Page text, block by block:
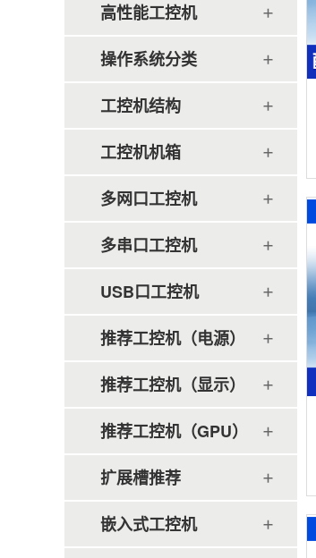
高性能工控机
操作系统分类
工控机结构
工控机机箱
多网口工控机
多串口工控机
USB口工控机
推荐工控机（电源）
推荐工控机（显示）
推荐工控机（GPU）
扩展槽推荐
嵌入式工控机